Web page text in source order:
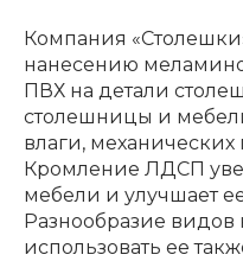
Компания
нанесению
ПВХ на детали
столешницы и
влаги,
Кромление ЛДСП
мебели и улучшает
Разнообразие видов
использовать ее